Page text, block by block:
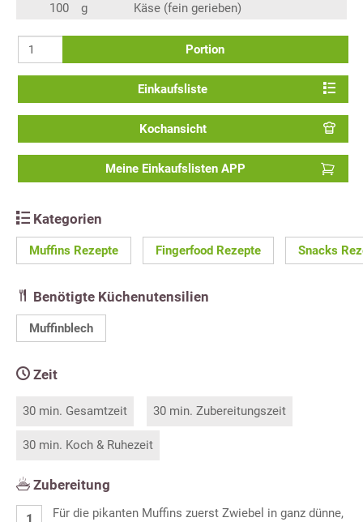
100
g Käse (fein gerieben)
Portion
Einkaufsliste
Kochansicht
Meine Einkaufslisten APP
Kategorien
Muffins Rezepte Fingerfood Rezepte Snacks
Benötigte Küchenutensilien
Muffinblech
Zeit
30 min. Gesamtzeit 30 min. Zubereitungszeit
30 min. Koch & Ruhezeit
Zubereitung
Für die pikanten Muffins zuerst Zwiebel in ganz dünne,